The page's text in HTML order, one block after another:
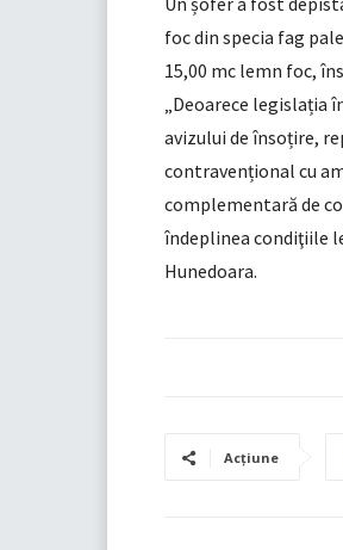
foc din specia fag
15,00 mc lemn foc,
„Deoarece legislația
avizului de însoțire,
contravențional cu
complementară de
îndeplinea condiţiile
Hunedoara.
Acțiune